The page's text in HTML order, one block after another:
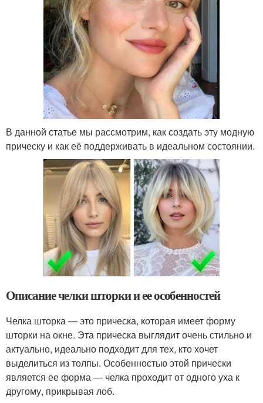
В данной статье мы рассмотрим, как создать эту модную
прическу и как её поддерживать в идеальном состоянии.
Описание челки шторки и ее особенностей
Челка шторка — это прическа, которая имеет форму
шторки на окне. Эта прическа выглядит очень стильно и
актуально, идеально подходит для тех, кто хочет
выделиться из толпы. Особенностью этой прически
является ее форма — челка проходит от одного уха к
другому, прикрывая лоб.